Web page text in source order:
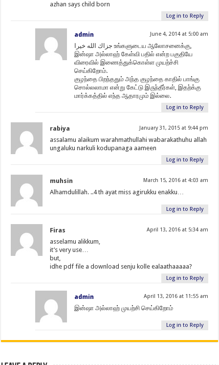
azhan says child born
Log in to Reply
admin June 4, 2014 at 5:00 am
جزاك الله خيرا உங்களுடைய ஆலோசனைக்கு,
இன்ஷா அல்லாஹ் கேள்வி பதில் என்ற பகுதியே
விரைவில் இணைத்துக்கொள்ள முயற்ச்சி
செய்கிறோம்.
குழந்தை பிறந்ததும் அந்த குழந்தை காதில் பாங்கு
சொல்லலாமா என்று கேட்டு இருந்தீர்கள், இதற்க்கு
மார்க்கத்தில் எந்த ஆதாரமும் இல்லை.
Log in to Reply
rabiya January 31, 2015 at 9:44 pm
assalamu alaikum warahmathullahi wabarakathuhu allah
ungaluku narkuli kodupanaga aameen
Log in to Reply
muhsin March 15, 2016 at 4:03 am
Alhamdulillah. ..4 th ayat miss agirukku enakku…
Log in to Reply
Firas April 13, 2016 at 5:34 am
asselamu alikkum,
it’s very use…
but,
idhe pdf file a download senju kolle ealaathaaaaa?
Log in to Reply
admin April 13, 2016 at 11:55 am
இன்ஷா அல்லாஹ் முயற்சி செய்கிறோம்
Log in to Reply